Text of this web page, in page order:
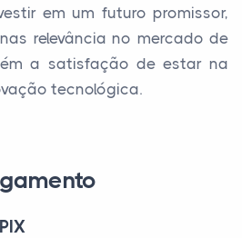
em um futuro promissor,
relevância no mercado de
a satisfação de estar na
tecnológica.